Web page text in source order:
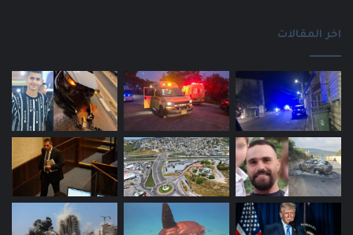
اخر المقالات